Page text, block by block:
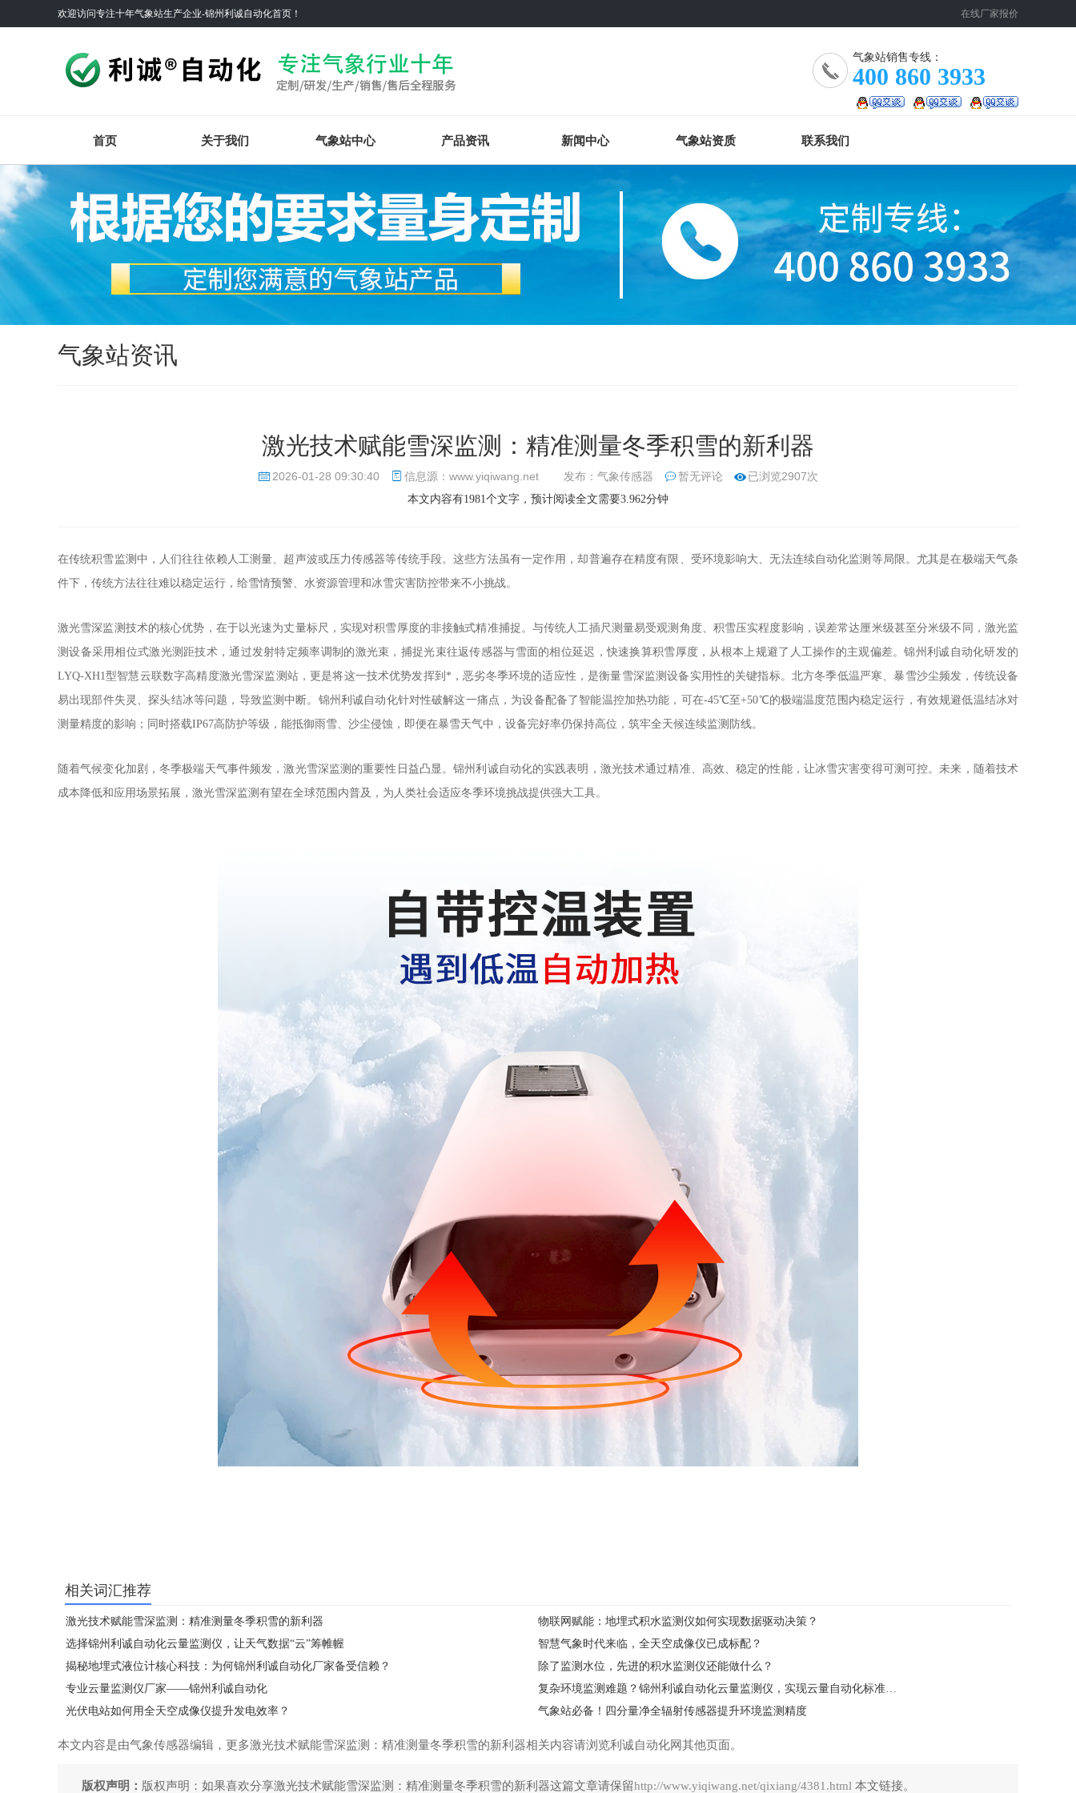
欢迎访问专注十年气象站生产企业-锦州利诚自动化首页！ 在线厂家报价
气象站销售专线：
400 860 3933
首页 关于我们 气象站中心 产品资讯 新闻中心 气象站资质 联系我们
气象站资讯
激光技术赋能雪深监测：精准测量冬季积雪的新利器
2026-01-28 09:30:40 信息源：www.yiqiwang.net 发布：气象传感器 暂无评论 已浏览2907次
本文内容有1981个文字，预计阅读全文需要3.962分钟
在传统积雪监测中，人们往往依赖人工测量、超声波或压力传感器等传统手段。这些方法虽有一定作用，却普遍存在精度有限、受环境影响大、无法连续自动化监测等局限。尤其是在极端天气条
件下，传统方法往往难以稳定运行，给雪情预警、水资源管理和冰雪灾害防控带来不小挑战。
激光雪深监测技术的核心优势，在于以光速为丈量标尺，实现对积雪厚度的非接触式精准捕捉。与传统人工插尺测量易受观测角度、积雪压实程度影响，误差常达厘米级甚至分米级不同，激光监
测设备采用相位式激光测距技术，通过发射特定频率调制的激光束，捕捉光束往返传感器与雪面的相位延迟，快速换算积雪厚度，从根本上规避了人工操作的主观偏差。锦州利诚自动化研发的
LYQ-XH1型智慧云联数字高精度激光雪深监测站，更是将这一技术优势发挥到*，恶劣冬季环境的适应性，是衡量雪深监测设备实用性的关键指标。北方冬季低温严寒、暴雪沙尘频发，传统设备
易出现部件失灵、探头结冰等问题，导致监测中断。锦州利诚自动化针对性破解这一痛点，为设备配备了智能温控加热功能，可在-45℃至+50℃的极端温度范围内稳定运行，有效规避低温结冰对
测量精度的影响；同时搭载IP67高防护等级，能抵御雨雪、沙尘侵蚀，即便在暴雪天气中，设备完好率仍保持高位，筑牢全天候连续监测防线。
随着气候变化加剧，冬季极端天气事件频发，激光雪深监测的重要性日益凸显。锦州利诚自动化的实践表明，激光技术通过精准、高效、稳定的性能，让冰雪灾害变得可测可控。未来，随着技术
成本降低和应用场景拓展，激光雪深监测有望在全球范围内普及，为人类社会适应冬季环境挑战提供强大工具。
相关词汇推荐
激光技术赋能雪深监测：精准测量冬季积雪的新利器
物联网赋能：地埋式积水监测仪如何实现数据驱动决策？
选择锦州利诚自动化云量监测仪，让天气数据“云”筹帷幄
智慧气象时代来临，全天空成像仪已成标配？
揭秘地埋式液位计核心科技：为何锦州利诚自动化厂家备受信赖？
除了监测水位，先进的积水监测仪还能做什么？
专业云量监测仪厂家——锦州利诚自动化
复杂环境监测难题？锦州利诚自动化云量监测仪，实现云量自动化标准化监测
光伏电站如何用全天空成像仪提升发电效率？
气象站必备！四分量净全辐射传感器提升环境监测精度
本文内容是由气象传感器编辑，更多激光技术赋能雪深监测：精准测量冬季积雪的新利器相关内容请浏览利诚自动化网其他页面。
版权声明： 版权声明：如果喜欢分享激光技术赋能雪深监测：精准测量冬季积雪的新利器这篇文章请保留http://www.yiqiwang.net/qixiang/4381.html 本文链接。